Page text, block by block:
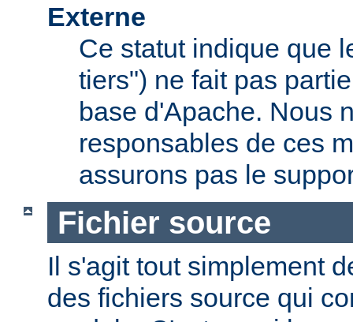
Externe
Ce statut indique que
tiers") ne fait pas
base d'Apache. Nous
responsables de ces
assurons pas le
Fichier source
Il s'agit tout simplement
des fichiers source qui